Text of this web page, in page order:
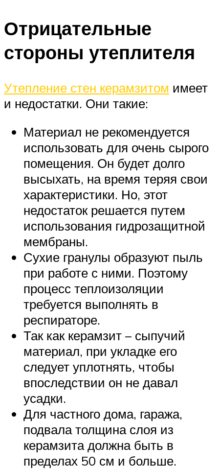
Отрицательные
стороны утеплителя
Утепление стен керамзитом имеет
и недостатки. Они такие:
Материал не рекомендуется
использовать для очень сырого
помещения. Он будет долго
высыхать, на время теряя свои
характеристики. Но, этот
недостаток решается путем
использования гидрозащитной
мембраны.
Сухие гранулы образуют пыль
при работе с ними. Поэтому
процесс теплоизоляции
требуется выполнять в
респираторе.
Так как керамзит – сыпучий
материал, при укладке его
следует уплотнять, чтобы
впоследствии он не давал
усадки.
Для частного дома, гаража,
подвала толщина слоя из
керамзита должна быть в
пределах 50 см и больше.